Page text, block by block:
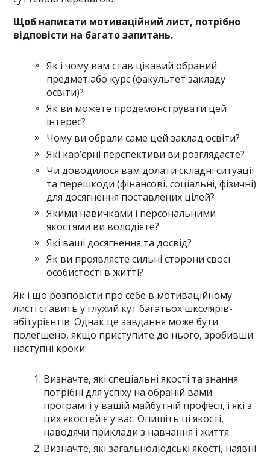
Щоб написати мотиваційний лист, потрібно
відповісти на багато запитань.
Як і чому вам став цікавий обраний
предмет або курс (факультет закладу
освіти)?
Як ви можете продемонструвати цей
інтерес?
Чому ви обрали саме цей заклад освіти?
Які кар’єрні перспективи ви розглядаєте?
Чи доводилося вам долати складні ситуації
та перешкоди (фінансові, соціальні, фізичні)
для досягнення поставлених цілей?
Якими навичками і персональними
якостями ви володієте?
Які ваші досягнення та досвід?
Як ви проявляєте сильні сторони своєї
особистості в житті?
Як і що розповісти про себе в мотиваційному
листі ставить у глухий кут багатьох школярів-
абітурієнтів. Однак це завдання може бути
полегшено, якщо приступите до нього, зробивши
наступні кроки:
Визначте, які спеціальні якості та знання
потрібні для успіху на обраній вами
програмі і у вашій майбутній професії, і які з
цих якостей є у вас. Опишіть ці якості,
наводячи приклади з навчання і життя.
Визначте, які загальнолюдські якості, наявні